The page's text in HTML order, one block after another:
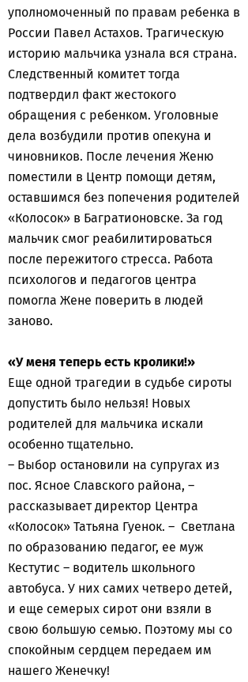
уполномоченный по правам ребенка в
России Павел Астахов. Трагическую
историю мальчика узнала вся страна.
Следственный комитет тогда
подтвердил факт жестокого
обращения с ребенком. Уголовные
дела возбудили против опекуна и
чиновников. После лечения Женю
поместили в Центр помощи детям,
оставшимся без попечения родителей
«Колосок» в Багратионовске. За год
мальчик смог реабилитироваться
после пережитого стресса. Работа
психологов и педагогов центра
помогла Жене поверить в людей
заново.
«У меня теперь есть кролики!»
Еще одной трагедии в судьбе сироты
допустить было нельзя! Новых
родителей для мальчика искали
особенно тщательно.
– Выбор остановили на супругах из
пос. Ясное Славского района, –
рассказывает директор Центра
«Колосок» Татьяна Гуенок. – Светлана
по образованию педагог, ее муж
Кестутис – водитель школьного
автобуса. У них самих четверо детей,
и еще семерых сирот они взяли в
свою большую семью. Поэтому мы со
спокойным сердцем передаем им
нашего Женечку!